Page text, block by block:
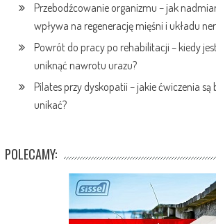
Przebodźcowanie organizmu – jak
wpływa na regenerację mięśni i układu
Powrót do pracy po rehabilitacji – kiedy
uniknąć nawrotu urazu?
Pilates przy dyskopatii – jakie ćwiczenia są
unikać?
POLECAMY: